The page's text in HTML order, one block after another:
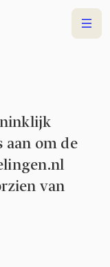
Menu
aan om de
van